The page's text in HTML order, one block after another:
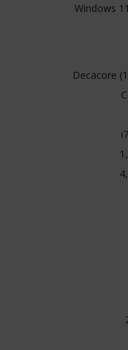
Windows
Decacore